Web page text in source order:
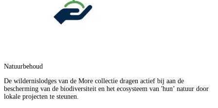
Natuurbehoud
De wildernislodges van de More collectie dragen actief bij aan de
bescherming van de biodiversiteit en het ecosysteem van 'hun’ natuur door
lokale projecten te steunen.